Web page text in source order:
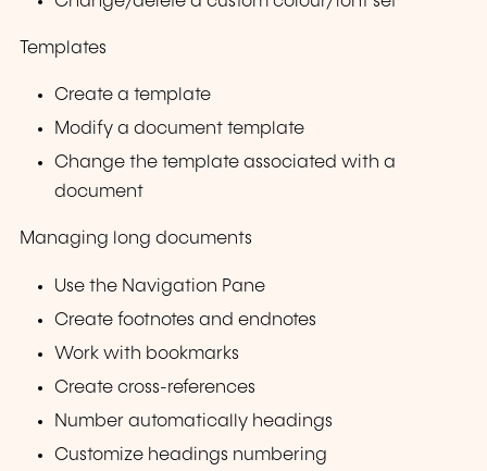
Templates
Create a template
Modify a document template
Change the template associated with a
document
Managing long documents
Use the Navigation Pane
Create footnotes and endnotes
Work with bookmarks
Create cross-references
Number automatically headings
Customize headings numbering